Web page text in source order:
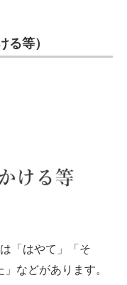
る等）
「はやて」「そ
などがあります。